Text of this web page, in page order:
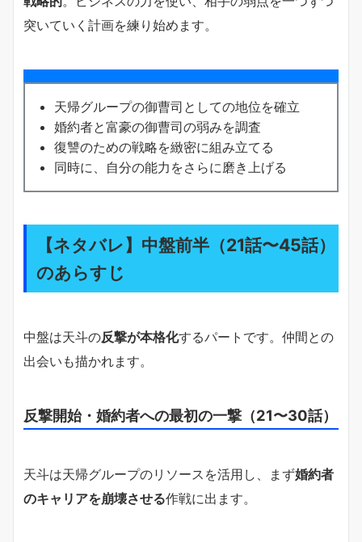
突いていく計画を練り始めます。
天帰グループの御曹司としての地位を確立
婚約者と富豪の御曹司の弱みを調査
復讐のための戦略を緻密に組み立てる
同時に、自分の能力をさらに磨き上げる
【ネタバレ】中盤前半（21話〜45話）
のあらすじ
中盤は天斗の反撃が本格化するパートです。仲間との
出会いも描かれます。
反撃開始・婚約者への最初の一撃（21〜30話）
天斗は天帰グループのリソースを活用し、まず婚約者
のキャリアを崩壊させる作戦に出ます。